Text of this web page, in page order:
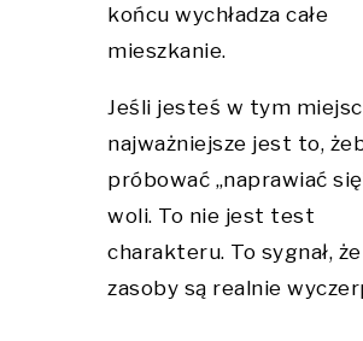
końcu wychładza całe
mieszkanie.
Jeśli jesteś w tym
najważniejsze jest to,
próbować „naprawiać
woli. To nie jest test
charakteru. To sygnał, że
zasoby są realnie